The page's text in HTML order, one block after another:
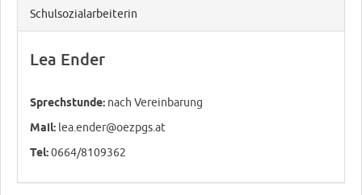
Schulsozialarbeiterin
Lea Ender
Sprechstunde: nach Vereinbarung
Mail: lea.ender@oezpgs.at
Tel: 0664/8109362